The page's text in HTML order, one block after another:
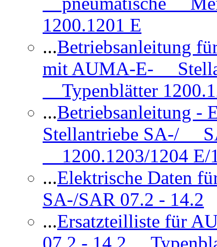
1200.1201 E
...Betriebsanleitung
mit AUMA-E-
Typenblätter
...Betriebsanleitung
Stellantriebe SA-/
1200.1203/1204 E/
...Elektrische Daten
SA-/SAR 07.2 - 14.2
...Ersatzteilliste für
07.2 - 14.2